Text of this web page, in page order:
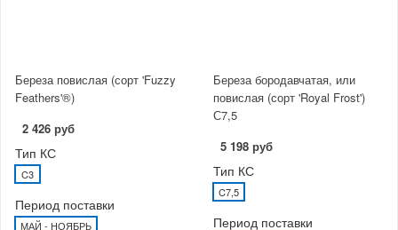
Береза повислая (сорт 'Fuzzy
Feathers'®)
2 426 руб
Тип КС
C3
Период поставки
МАЙ - НОЯБРЬ
Береза бородавчатая, или
повислая (сорт 'Royal Frost')
С7,5
5 198 руб
Тип КС
C7,5
Период поставки